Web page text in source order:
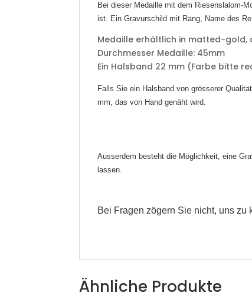
Bei dieser Medaille mit dem Riesenslalom-
ist. Ein Gravurschild mit Rang, Name des
Medaille erhältlich in matted-
Durchmesser Medaille: 45mm
​Ein Halsband 22 mm (Farbe bitte
Falls Sie ein Halsband von grösserer
mm, das von Hand genäht wird.
Ausserdem besteht die Möglichkeit, eine
lassen.
Bei Fragen zögern Sie nicht, uns zu
Ähnliche Produkte